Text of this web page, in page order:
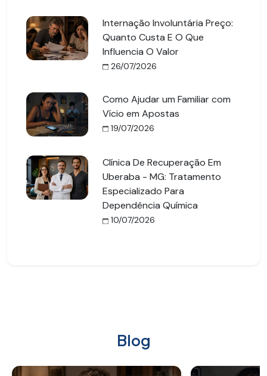
Internação Involuntária Preço:
Quanto Custa E O Que
Influencia O Valor
26/07/2026
Como Ajudar um Familiar com
Vício em Apostas
19/07/2026
Clínica De Recuperação Em
Uberaba - MG: Tratamento
Especializado Para
Dependência Química
10/07/2026
Blog